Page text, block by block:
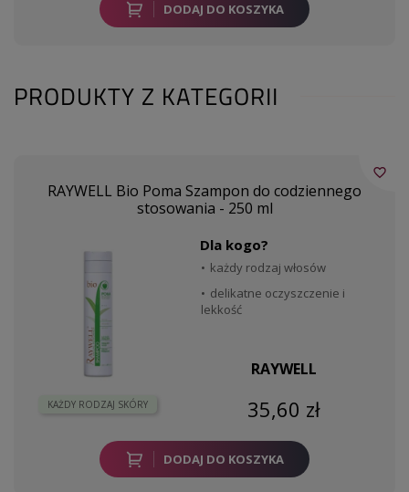
DODAJ DO KOSZYKA
PRODUKTY Z KATEGORII
RAYWELL Bio Poma Szampon do codziennego
stosowania - 250 ml
KAŻDY RODZAJ SKÓRY
Dla kogo?
każdy rodzaj włosów
delikatne oczyszczenie i
lekkość
RAYWELL
35,60 zł
DODAJ DO KOSZYKA
favorite_border